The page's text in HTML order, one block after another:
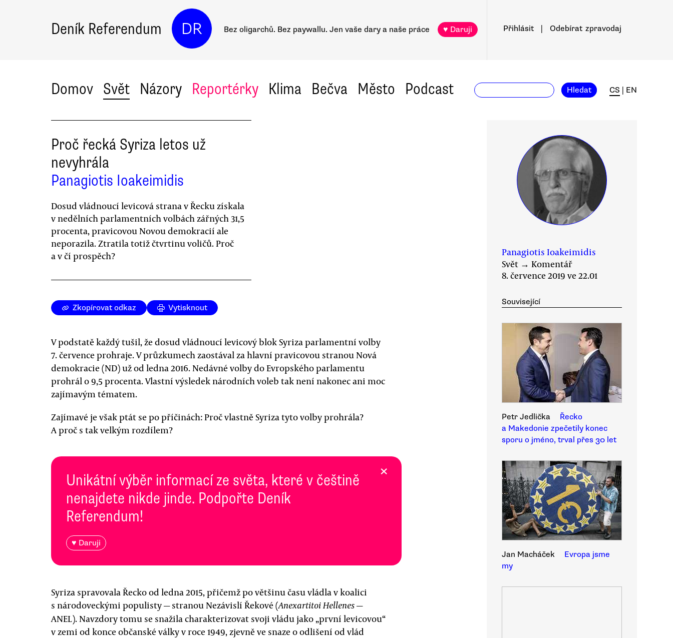
Deník Referendum DR Bez oligarchů. Bez paywallu. Jen vaše dary a naše práce ♥ Daruji Přihlásit Odebírat zpravodaj
Domov Svět Názory Reportérky Klima Bečva Město Podcast Hledat CS EN
Proč řecká Syriza letos už
nevyhrála
Panagiotis Ioakeimidis
Dosud vládnoucí levicová strana v Řecku získala
v nedělních parlamentních volbách zářných 31,5
procenta, pravicovou Novou demokracií ale
neporazila. Ztratila totiž čtvrtinu voličů. Proč
a v čí prospěch?
Zkopírovat odkaz Vytisknout
V podstatě každý tušil, že dosud vládnoucí levicový blok Syriza parlamentní volby
7. července prohraje. V průzkumech zaostával za hlavní pravicovou stranou Nová
demokracie (ND) už od ledna 2016. Nedávné volby do Evropského parlamentu
prohrál o 9,5 procenta. Vlastní výsledek národních voleb tak není nakonec ani moc
zajímavým tématem.
Zajímavé je však ptát se po příčinách: Proč vlastně Syriza tyto volby prohrála?
A proč s tak velkým rozdílem?
Unikátní výběr informací ze světa, které v češtině
nenajdete nikde jinde. Podpořte Deník
Referendum!
♥ Daruji
×
Syriza spravovala Řecko od ledna 2015, přičemž po většinu času vládla v koalici
s národoveckými populisty — stranou Nezávislí Řekové (Anexartitoi Hellenes—
ANEL). Navzdory tomu se snažila charakterizovat svoji vládu jako „první levicovou“
v zemi od konce občanské války v roce 1949, zjevně ve snaze o odlišení od vlád
Panagiotis Ioakeimidis
Svět → Komentář
8. července 2019 ve 22.01
Související
Petr Jedlička
Řecko
a Makedonie zpečetily konec
sporu o jméno, trval přes 30 let
Jan Macháček
Evropa jsme
my